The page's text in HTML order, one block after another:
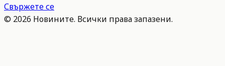
Свържете се
© 2026 Новините. Всички права запазени.